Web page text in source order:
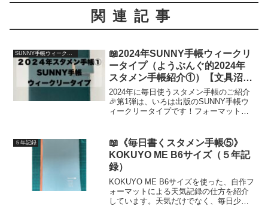
関連記事
📖2024年SUNNY手帳ウィークリ
ータイプ（ようぶんぐ的2024年
スタメン手帳紹介①）【文具沼に
浸かるなんとなく専業主婦の手帳
生活】
2024年に毎日使うスタメン手帳のご紹介
🎉第1弾は、いろは出版のSUNNY手帳ウ
ィークリータイプです！フォーマットや
介です😌少しでも参考になりますよう
に！
５年記録
📖《毎日書くスタメン手帳⑤》
KOKUYO ME B6サイズ（５年記
録）
KOKUYO ME B6サイズを使った、自作フ
ォーマットによる天気記録の仕方を紹介
しています。天気だけでなく、毎日少し